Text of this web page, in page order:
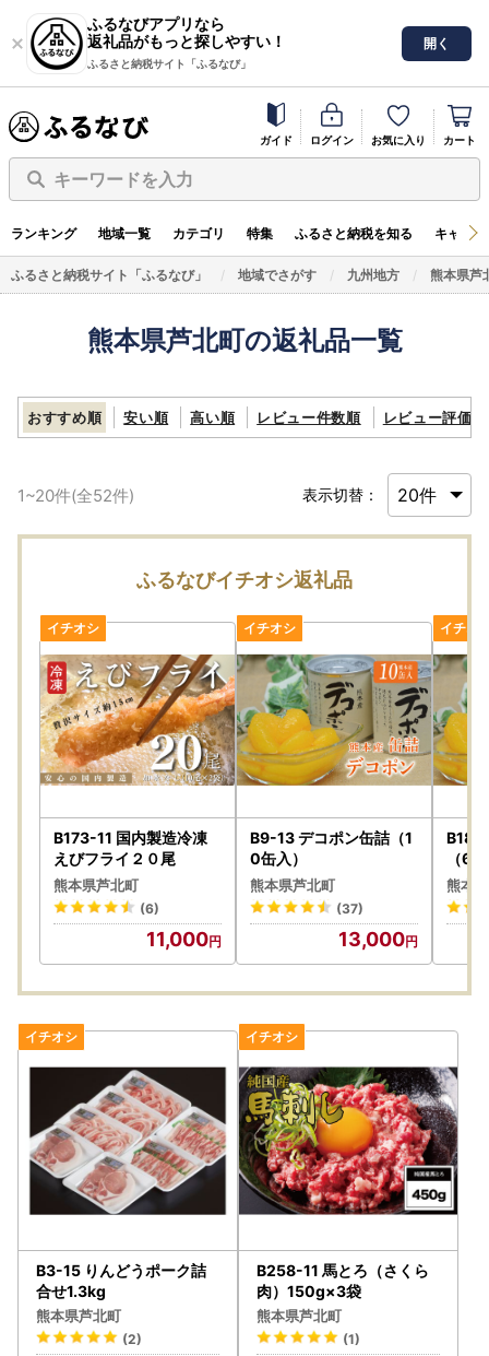
ふるなびアプリなら
返礼品がもっと探しやすい！
ふるさと納税サイト「ふるなび」
開く
ガイド ログイン お気に入り カート
キーワードを入力
ランキング 地域一覧 カテゴリ 特集 ふるさと納税を知る キャン
ふるさと納税サイト「ふるなび」 地域でさがす 九州地方 熊本県芦
熊本県芦北町の返礼品一覧
おすすめ順 安い順 高い順 レビュー件数順 レビュー評価順
1~20件(全52件) 表示切替：
ふるなびイチオシ返礼品
B173-11 国内製造冷凍
えびフライ２０尾
熊本県芦北町
(6)
11,000
B9-13 デコポン缶詰（1
0缶入）
熊本県芦北町
(37)
13,000
（6
熊本
B3-15 りんどうポーク詰
合せ1.3kg
熊本県芦北町
(2)
B258-11 馬とろ（さくら
肉）150g×3袋
熊本県芦北町
(1)